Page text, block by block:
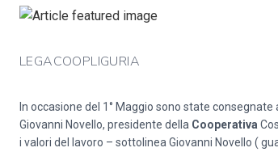
LEGACOOPLIGURIA
In occasione del 1° Maggio sono state consegnate
Giovanni Novello, presidente della Cooperativa
i valori del lavoro – sottolinea Giovanni Novello (